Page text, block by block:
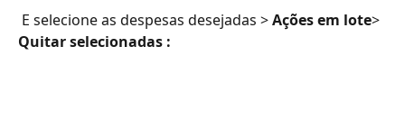
E selecione as despesas desejadas > Ações em lote>
Quitar selecionadas :